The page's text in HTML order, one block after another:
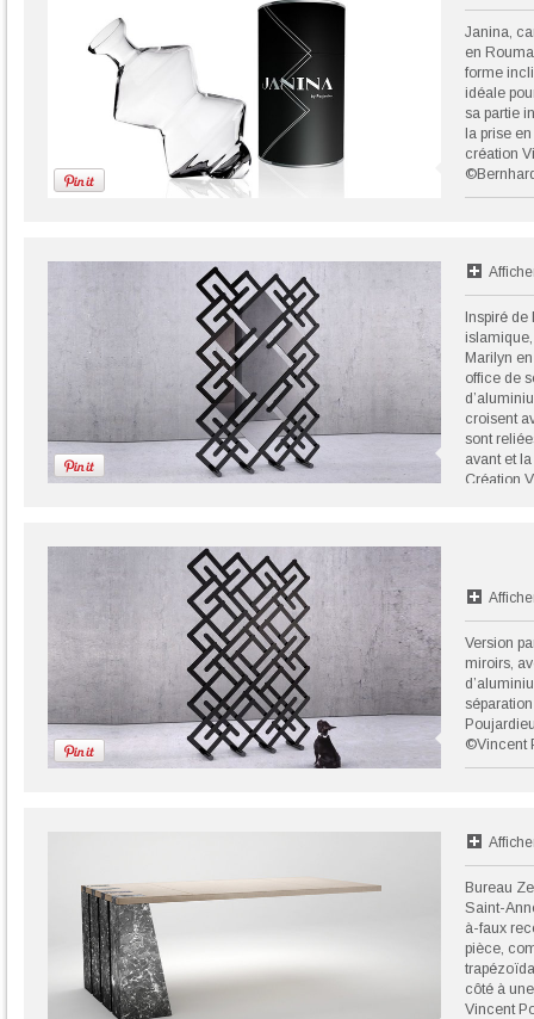
Janina,
en
forme
idéale
sa partie
la prise
création
Inspiré
Marilyn
office de
croisent
sont
avant et
Création
Version
miroirs,
©Vincent
Bureau
Saint-
à-faux
pièce,
côté à
Vincent